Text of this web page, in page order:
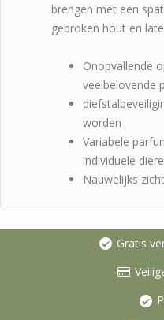
brengen met een
gebroken hout en
Onopvallende
veelbelovende
worden
Variabele
individuele
Nauwelijks
Gratis